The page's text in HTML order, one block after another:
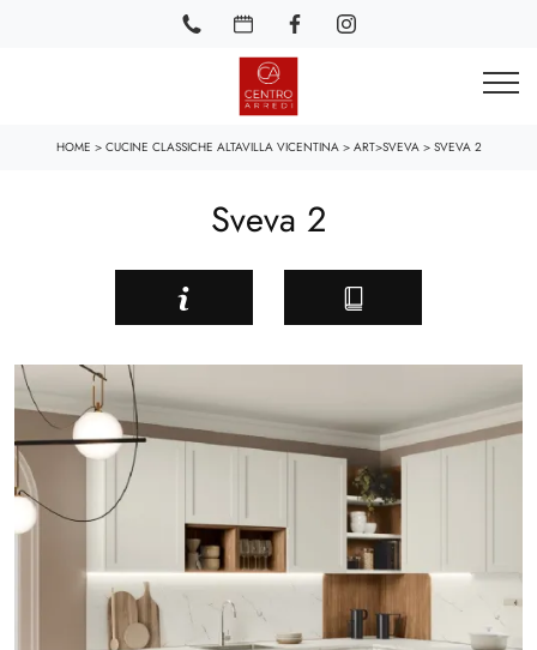
HOME > CUCINE CLASSICHE ALTAVILLA VICENTINA> ART>SVEVA > SVEVA 2
Sveva 2